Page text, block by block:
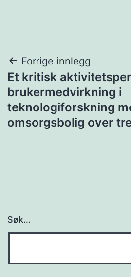
Forrige innlegg
Et kritisk
brukermedvirkning i
teknologiforskning
omsorgsbolig over
Søk…